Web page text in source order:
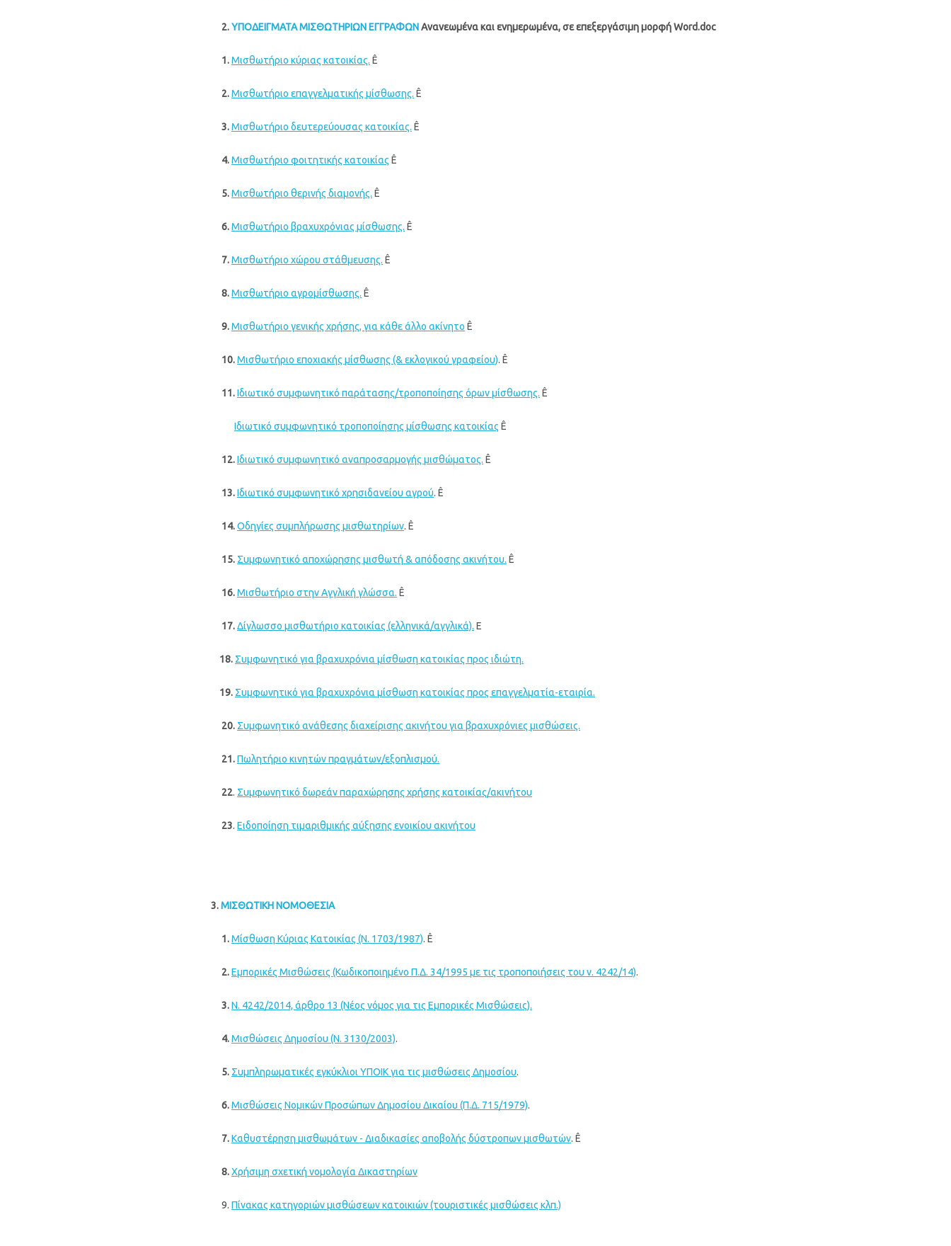
2.ΥΠΟΔΕΙΓΜΑΤΑ ΜΙΣΘΩΤΗΡΙΩΝ ΕΓΓΡΑΦΩΝΑνανεωμένα και ενημερωμένα, σε επεξεργάσιμη μορφή Word.doc
1.Μισθωτήριο κύριας κατοικίας. Ê
2.Μισθωτήριο επαγγελματικής μίσθωσης. Ê
3.Μισθωτήριο δευτερεύουσας κατοικίας. Ê
4.Μισθωτήριο φοιτητικής κατοικίας Ê
5.Μισθωτήριο θερινής διαμονής. Ê
6.Μισθωτήριο βραχυχρόνιας μίσθωσης. Ê
7.Μισθωτήριο χώρου στάθμευσης. Ê
8.Μισθωτήριο αγρομίσθωσης. Ê
9.Μισθωτήριο γενικής χρήσης, για κάθε άλλο ακίνητο Ê
10.Μισθωτήριο εποχιακής μίσθωσης (& εκλογικού γραφείου). Ê
11.Ιδιωτικό συμφωνητικό παράτασης/τροποποίησης όρων μίσθωσης. Ê
Ιδιωτικό συμφωνητικό τροποποίησης μίσθωσης κατοικίας Ê
12.Ιδιωτικό συμφωνητικό αναπροσαρμογής μισθώματος. Ê
13.Ιδιωτικό συμφωνητικό χρησιδανείου αγρού. Ê
14.Οδηγίες συμπλήρωσης μισθωτηρίων. Ê
15. Συμφωνητικό αποχώρησης μισθωτή & απόδοσης ακινήτου. Ê
16.Μισθωτήριο στην Αγγλική γλώσσα. Ê
17.Δίγλωσσο μισθωτήριο κατοικίας (ελληνικά/αγγλικά). Ε
18. Συμφωνητικό για βραχυχρόνια μίσθωση κατοικίας προς ιδιώτη.
19. Συμφωνητικό για βραχυχρόνια μίσθωση κατοικίας προς επαγγελματία-εταιρία.
20. Συμφωνητικό ανάθεσης διαχείρισης ακινήτου για βραχυχρόνιες μισθώσεις.
21.Πωλητήριο κινητών πραγμάτων/εξοπλισμού.
22. Συμφωνητικό δωρεάν παραχώρησης χρήσης κατοικίας/ακινήτου
23. Ειδοποίηση τιμαριθμικής αύξησης ενοικίου ακινήτου
3.ΜΙΣΘΩΤΙΚΗ ΝΟΜΟΘΕΣΙΑ
1.Μίσθωση Κύριας Κατοικίας (Ν. 1703/1987). Ê
2.Εμπορικές Μισθώσεις (Κωδικοποιημένο Π.Δ. 34/1995 με τις τροποποιήσεις του ν. 4242/14).
3.Ν. 4242/2014, άρθρο 13 (Νέος νόμος για τις Εμπορικές Μισθώσεις).
4.Μισθώσεις Δημοσίου (Ν. 3130/2003).
5. Συμπληρωματικές εγκύκλιοι ΥΠΟΙΚ για τις μισθώσεις Δημοσίου.
6.Μισθώσεις Νομικών Προσώπων Δημοσίου Δικαίου (Π.Δ. 715/1979).
7.Καθυστέρηση μισθωμάτων - Διαδικασίες αποβολής δύστροπων μισθωτών. Ê
8.Χρήσιμη σχετική νομολογία Δικαστηρίων
9. Πίνακας κατηγοριών μισθώσεων κατοικιών (τουριστικές μισθώσεις κλπ.)